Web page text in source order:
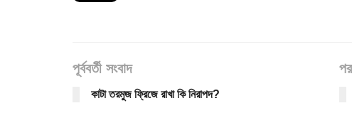
পূর্ববর্তী সংবাদ
কাটা তরমুজ ফ্রিজে রাখা কি নিরাপদ?